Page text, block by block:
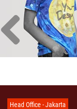
Head Office - Jakarta